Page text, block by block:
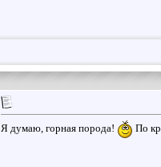
Я думаю, горная порода! По